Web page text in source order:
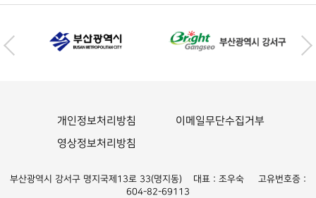
개인정보처리방침
이메일무단수집거부
영상정보처리방침
부산광역시 강서구 명지국제13로 33(명지동) 대표 : 조우숙 고유번호증 :
604-82-69113